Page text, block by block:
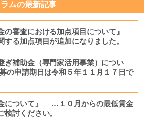
ムの最新記事
の審査における加点項目について』
る加点項目が追加になりました。
ぎ補助金（専門家活用事業）につい
申請期日は令和５年１１月１７日で
金について』 …１０月からの最低賃金
検討ください。